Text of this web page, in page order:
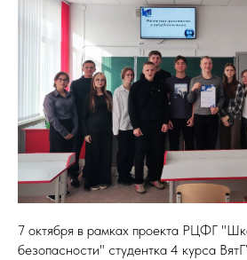
7 октября в рамках проекта РЦФГ
безопасности" студентка 4 курса